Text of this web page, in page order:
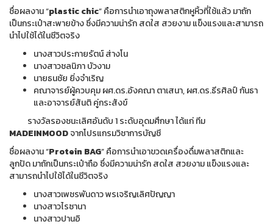
ชื่อผลงาน “plastic chic” คือการนำเอาถุงพลาสติกหูหิ้วที่ใช้แล้ว มาถัก
เป็นกระเป๋าสะพายข้าง ซึ่งมีความน่ารัก สดใส สวยงาม แข็งแรงและสามารถ
นำไปใช้ได้ในชีวิตจริง
นางสาวประกายรัตน์ ส่างโน
นางสาวชลนิภา บัวงาม
นายธนชัย ยิ่งจำเริญ
คณาจารย์ผู้ควบคุม ผศ.ดร.อังคณา ตาเสนา, ผศ.ดร.ธีรศิลป์ กันธา
และอาจารย์สันติ คู่กระสังข์
รางวัลรองชนะเลิศอันดับ 1 ระดับอุดมศึกษา ได้แก่ ทีม
MADEINMOODจากโปรแกรมวิชาการบัญชี
ชื่อผลงาน “Protein BAG” คือการนำเอาขวดเครื่องดื่มพลาสติกและ
ลูกปัด มาถักเป็นกระเป๋าถือ ซึ่งมีความน่ารัก สดใส สวยงาม แข็งแรงและ
สามารถนำไปใช้ได้ในชีวิตจริง
นางสาวเพชรพันดาว พรเจริญเลิศปัญญา
นางสาวไรซานา
นางสาวปานอิ